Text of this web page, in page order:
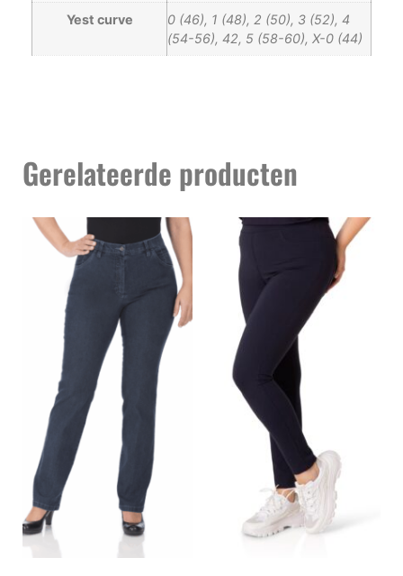
Yest curve
0 (46), 1 (48), 2 (50), 3 (52), 4
(54-56), 42, 5 (58-60), X-0 (44)
Gerelateerde producten